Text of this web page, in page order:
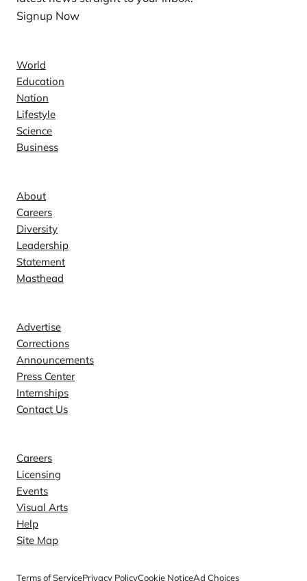
Signup Now
World
Education
Nation
Lifestyle
Science
Business
About
Careers
Diversity
Leadership
Statement
Masthead
Advertise
Corrections
Announcements
Press Center
Internships
Contact Us
Careers
Licensing
Events
Visual Arts
Help
Site Map
Terms of ServicePrivacy PolicyCookie NoticeAd Choices